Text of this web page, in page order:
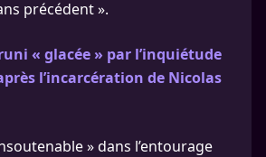
précédent ».
« glacée » par l’inquiétude
l’incarcération de Nicolas
» dans l’entourage